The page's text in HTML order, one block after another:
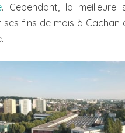
. Cependant, la meilleure
ses fins de mois à Cachan